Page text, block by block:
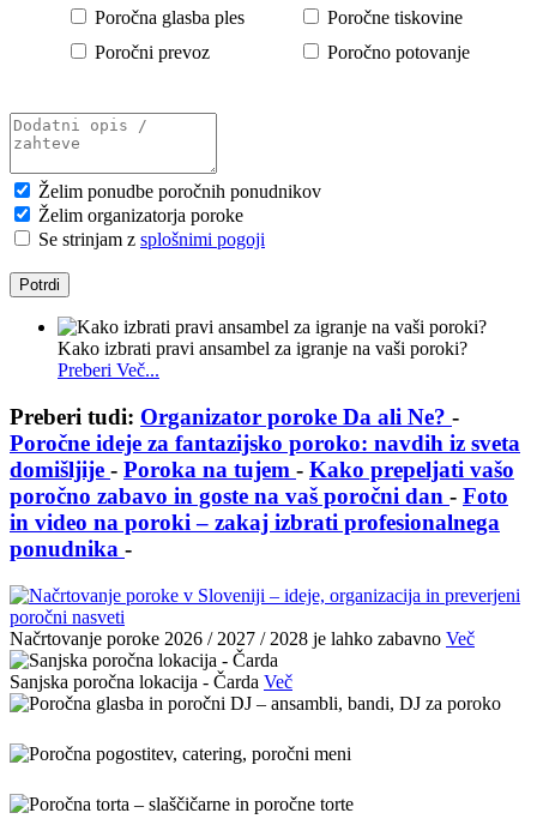
Poročna glasba ples
Poročne tiskovine
Poročni prevoz
Poročno potovanje
Želim ponudbe poročnih ponudnikov
Želim organizatorja poroke
Se strinjam z splošnimi pogoji
Izpostavljeni poročni članki in ideje za
Kako izbrati pravi ansambel za igranje na vaši poroki?
Preberi Več...
Preberi tudi: Organizator poroke Da ali Ne? -
Poročne ideje za fantazijsko poroko: navdih iz sveta
domišljije - Poroka na tujem - Kako prepeljati vašo
poročno zabavo in goste na vaš poročni dan - Foto
in video na poroki – zakaj izbrati profesionalnega
ponudnika -
Načrtovanje poroke 2026 / 2027 / 2028 je lahko zabavno Več
Sanjska poročna lokacija - Čarda Več